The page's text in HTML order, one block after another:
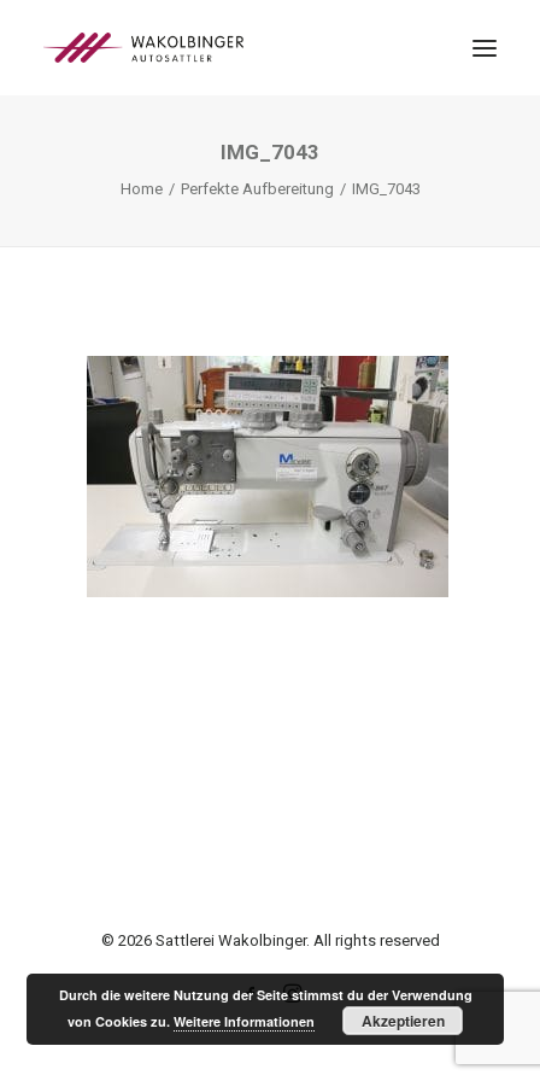
LEISTUNGEN
SEARCH
IMG_7043
Home Perfekte Aufbereitung IMG_7043
© 2026 Sattlerei Wakolbinger. All rights reserved
Durch die weitere Nutzung der Seite stimmst du der Verwendung
von Cookies zu.Weitere Informationen Akzeptieren